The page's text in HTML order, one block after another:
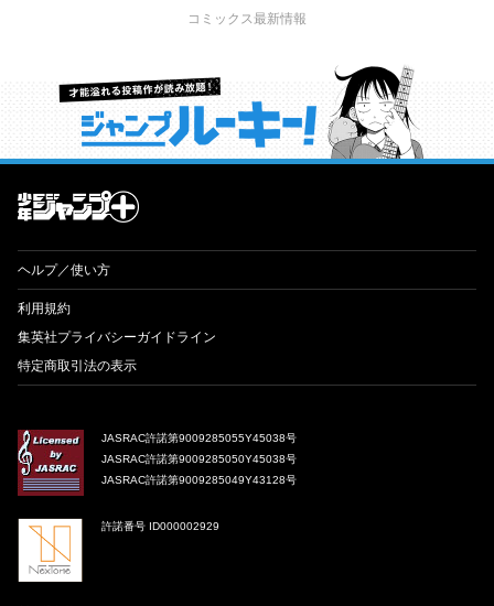
コミックス最新情報
才能溢れる投稿作が読み放題！ ジャンプルーキー！
ヘルプ／使い方
利用規約
集英社プライバシーガイドライン
特定商取引法の表示
JASRAC許諾第9009285055Y45038号
JASRAC許諾第9009285050Y45038号
JASRAC許諾第9009285049Y43128号
許諾番号 ID000002929